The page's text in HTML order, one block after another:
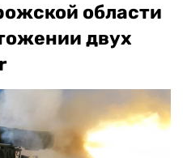
области
двух